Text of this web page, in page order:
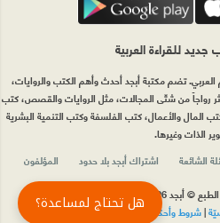
للقراءة العربية
العربي. تضم مكتبة أبجد أحدث وأهم الكتب والروايات،
رواجاً من شتّى المجالات، مثل الروايات والقصص، كتب
المال والأعمال، كتب الفلسفة وكتب التنمية البشرية
الذات وغيرها.
الشائعة اشتراك أبجد بلا حدود
المؤلفون
© أبجد 2026
|شروط وأحكام الاستخدامهل تحتاج لمساعدة؟